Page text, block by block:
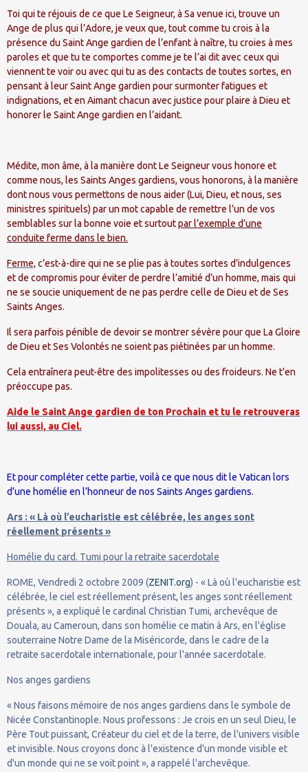
Toi qui te réjouis de ce que Le Seigneur, à Sa venue ici, trouve un
Ange de plus qui l’Adore, je veux que, tout comme tu crois à la
présence du Saint Ange gardien de l’enfant à naître, tu croies à mes
paroles et que tu te comportes comme je te l’ai dit avec ceux qui
viennent te voir ou avec qui tu as des contacts de toutes sortes, en
pensant à leur Saint Ange gardien pour surmonter fatigues et
indignations, et en Aimant chacun avec justice pour plaire à Dieu et
honorer le Saint Ange gardien en l’aidant.
Médite, mon âme, à la manière dont Le Seigneur vous honore et
comme nous, les Saints Anges gardiens, vous honorons, à la manière
dont nous vous permettons de nous aider (Lui, Dieu, et nous, ses
ministres spirituels) par un mot capable de remettre l’un de vos
semblables sur la bonne voie et surtoutpar l’exemple d’une
conduite ferme dans le bien.
Ferme, c’est-à-dire qui ne se plie pas à toutes sortes d’indulgences
et de compromis pour éviter de perdre l’amitié d’un homme, mais qui
ne se soucie uniquement de ne pas perdre celle de Dieu et de Ses
Saints Anges.
Il sera parfois pénible de devoir se montrer sévère pour que La Gloire
de Dieu et Ses Volontés ne soient pas piétinées par un homme.
Cela entraînera peut-être des impolitesses ou des froideurs. Ne t’en
préoccupe pas.
Aide le Saint Ange gardien de ton Prochain et tu le retrouveras
lui aussi, au Ciel.
Et pour compléter cette partie, voilà ce que nous dit le Vatican lors
d’une homélie en l’honneur de nos Saints Anges gardiens.
Ars : « Là où l’eucharistie est célébrée, les anges sont
réellement présents »
Homélie du card. Tumi pour la retraite sacerdotale
ROME, Vendredi 2 octobre 2009 (ZENIT.org) - « Là où l'eucharistie est
célébrée, le ciel est réellement présent, les anges sont réellement
présents », a expliqué le cardinal Christian Tumi, archevêque de
Douala, au Cameroun, dans son homélie ce matin à Ars, en l'église
souterraine Notre Dame de la Miséricorde, dans le cadre de la
retraite sacerdotale internationale, pour l'année sacerdotale.
Nos anges gardiens
« Nous faisons mémoire de nos anges gardiens dans le symbole de
Nicée Constantinople. Nous professons : Je crois en un seul Dieu, le
Père Tout puissant, Créateur du ciel et de la terre, de l'univers visible
et invisible. Nous croyons donc à l'existence d'un monde visible et
d'un monde qui ne se voit point », a rappelé l'archevêque.